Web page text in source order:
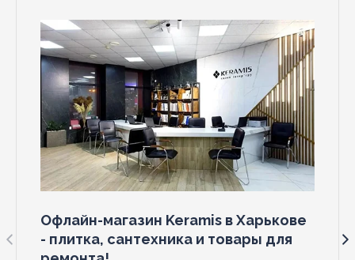
Офлайн-магазин Keramis в Харькове
- плитка, сантехника и товары для